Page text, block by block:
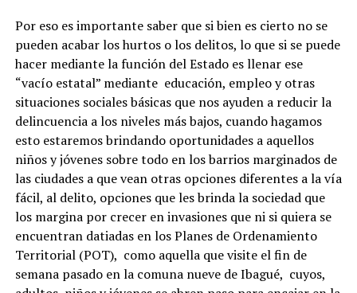
Por eso es importante saber que si bien es cierto no se
pueden acabar los hurtos o los delitos, lo que si se puede
hacer mediante la función del Estado es llenar ese
“vacío estatal” mediante educación, empleo y otras
situaciones sociales básicas que nos ayuden a reducir la
delincuencia a los niveles más bajos, cuando hagamos
esto estaremos brindando oportunidades a aquellos
niños y jóvenes sobre todo en los barrios marginados de
las ciudades a que vean otras opciones diferentes a la vía
fácil, al delito, opciones que les brinda la sociedad que
los margina por crecer en invasiones que ni si quiera se
encuentran datiadas en los Planes de Ordenamiento
Territorial (POT), como aquella que visite el fin de
semana pasado en la comuna nueve de Ibagué, cuyos,